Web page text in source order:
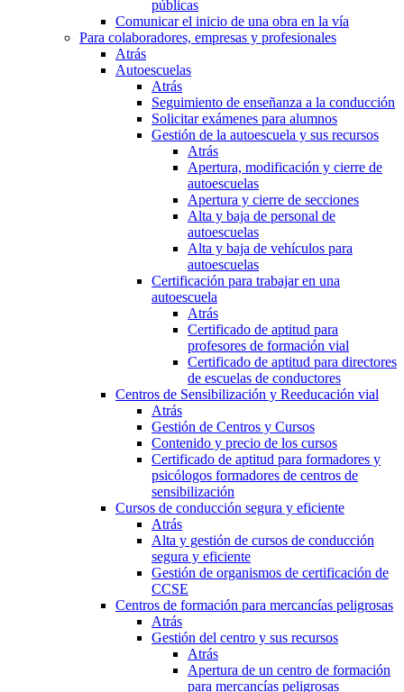
públicas
Comunicar el inicio de una obra en la vía
Para colaboradores, empresas y profesionales
Atrás
Autoescuelas
Atrás
Seguimiento de enseñanza a la conducción
Solicitar exámenes para alumnos
Gestión de la autoescuela y sus recursos
Atrás
Apertura, modificación y cierre de
autoescuelas
Apertura y cierre de secciones
Alta y baja de personal de
autoescuelas
Alta y baja de vehículos para
autoescuelas
Certificación para trabajar en una
autoescuela
Atrás
Certificado de aptitud para
profesores de formación vial
Certificado de aptitud para directores
de escuelas de conductores
Centros de Sensibilización y Reeducación vial
Atrás
Gestión de Centros y Cursos
Contenido y precio de los cursos
Certificado de aptitud para formadores y
psicólogos formadores de centros de
sensibilización
Cursos de conducción segura y eficiente
Atrás
Alta y gestión de cursos de conducción
segura y eficiente
Gestión de organismos de certificación de
CCSE
Centros de formación para mercancías peligrosas
Atrás
Gestión del centro y sus recursos
Atrás
Apertura de un centro de formación
para mercancías peligrosas